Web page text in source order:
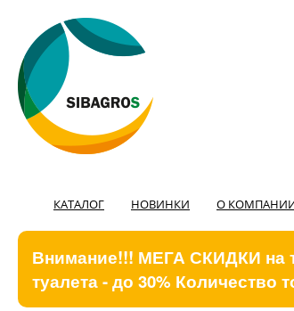
КАТАЛОГ НОВИНКИ О
Внимание!!! МЕГА СКИДКИ на
туалета - до 30% Количество